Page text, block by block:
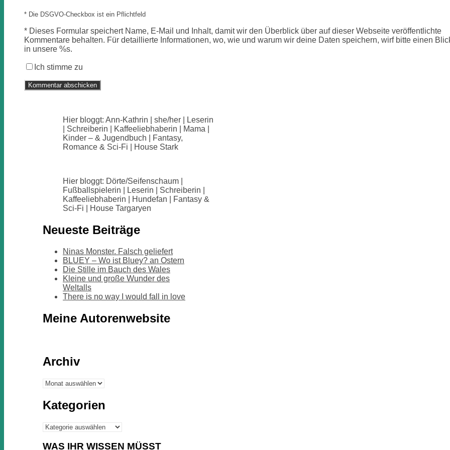
* Die DSGVO-Checkbox ist ein Pflichtfeld
* Dieses Formular speichert Name, E-Mail und Inhalt, damit wir den Überblick über auf dieser Webseite veröffentlichte
Kommentare behalten. Für detaillierte Informationen, wo, wie und warum wir deine Daten speichern, wirf bitte einen
in unsere %s.
Ich stimme zu
Hier bloggt: Ann-Kathrin | she/her | Leserin
| Schreiberin | Kaffeeliebhaberin | Mama |
Kinder – & Jugendbuch | Fantasy,
Romance & Sci-Fi | House Stark
Hier bloggt: Dörte/Seifenschaum |
Fußballspielerin | Leserin | Schreiberin |
Kaffeeliebhaberin | Hundefan | Fantasy &
Sci-Fi | House Targaryen
Neueste Beiträge
Ninas Monster. Falsch geliefert
BLUEY – Wo ist Bluey? an Ostern
Die Stille im Bauch des Wales
Kleine und große Wunder des
Weltalls
There is no way I would fall in love
Meine Autorenwebsite
Archiv
Archiv
Kategorien
Kategorien
WAS IHR WISSEN MÜSST